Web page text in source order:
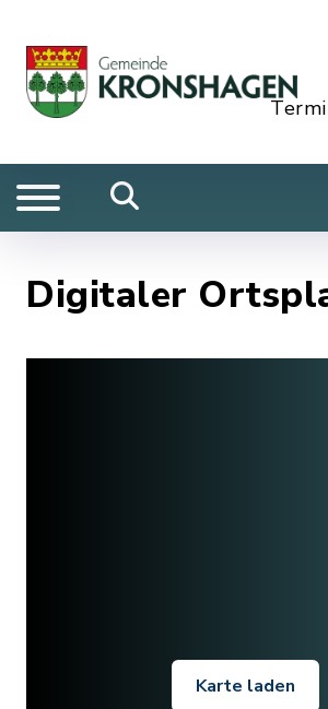
Digitaler
Karte laden